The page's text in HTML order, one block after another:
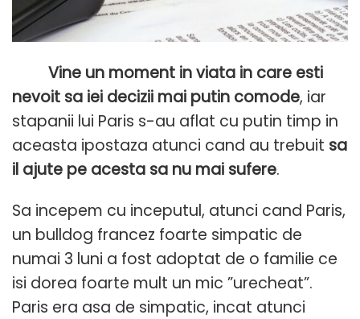
Vine un moment in viata in care esti
nevoit sa iei decizii mai putin comode, iar
stapanii lui Paris s-au aflat cu putin timp in
aceasta ipostaza atunci cand au trebuit sa
il ajute pe acesta sa nu mai sufere.
Sa incepem cu inceputul, atunci cand Paris,
un bulldog francez foarte simpatic de
numai 3 luni a fost adoptat de o familie ce
isi dorea foarte mult un mic ”urecheat”.
Paris era asa de simpatic, incat atunci